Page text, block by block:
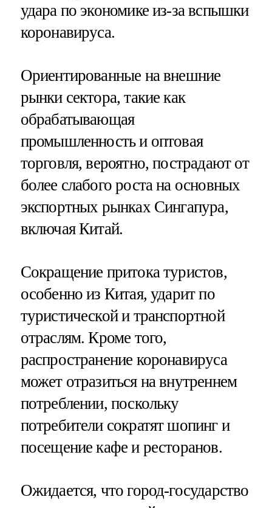
удара по экономике из-за вспышки
коронавируса.
Ориентированные на внешние
рынки сектора, такие как
обрабатывающая
промышленность и оптовая
торговля, вероятно, пострадают от
более слабого роста на основных
экспортных рынках Сингапура,
включая Китай.
Сокращение притока туристов,
особенно из Китая, ударит по
туристической и транспортной
отраслям. Кроме того,
распространение коронавируса
может отразиться на внутреннем
потреблении, поскольку
потребители сократят шопинг и
посещение кафе и ресторанов.
Ожидается, что город-государство